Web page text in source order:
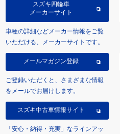
スズキ四輪車
メーカーサイト
車種の詳細などメーカー情報をご覧
いただける、メーカーサイトです。
メールマガジン登録
ご登録いただくと、さまざまな情報
をメールでお届けします。
スズキ中古車情報サイト
「安心・納得・充実」なラインアッ